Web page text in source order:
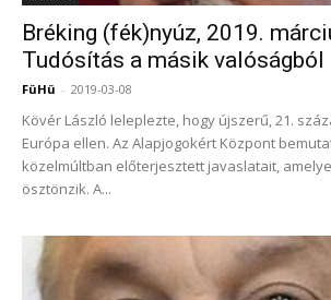
Bréking (fék)nyúz, 2019.
Tudósítás a másik valóságból
FüHü - 2019-03-08
Kövér László leleplezte, hogy újszerű, 21.
Európa ellen. Az Alapjogokért Központ
közelmúltban előterjesztett javaslatait,
ösztönzik. A...